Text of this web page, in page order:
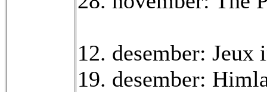
12. desember:
19. desember: